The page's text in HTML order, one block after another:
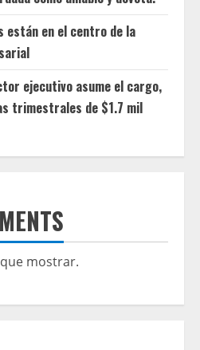
están en el centro de la
ejecutivo asume el cargo,
trimestrales de $1.7 mil
mostrar.